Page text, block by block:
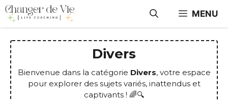
Aller
au
contenu
MENU
Divers
Bienvenue dans la catégorie Divers, votre espace
pour explorer des sujets variés, inattendus et
captivants ! 🌈🔍